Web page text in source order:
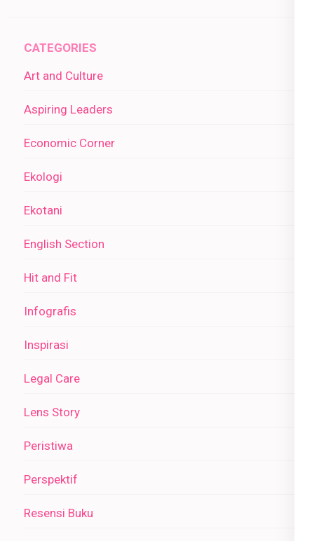
CATEGORIES
Art and Culture
Aspiring Leaders
Economic Corner
Ekologi
Ekotani
English Section
Hit and Fit
Infografis
Inspirasi
Legal Care
Lens Story
Peristiwa
Perspektif
Resensi Buku